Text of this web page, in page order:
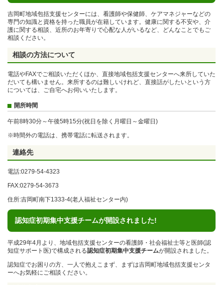
吉岡町地域包括支援センターには、看護師や保健師、ケアマネジャーなどの
専門の知識と資格を持った職員が在籍しています。健康に関する不安や、介
護に関する相談、近所のお年寄りで心配な人がいるなど、どんなことでもご
相談ください。
相談の方法について
電話やFAXでご相談いただくほか、直接地域包括支援センターへ来所していた
だいても構いません。来所するのは難しいけれど、直接話がしたいという方
については、ご自宅へお伺いいたします。
開所時間
午前8時30分～午後5時15分(祝日を除く月曜日～金曜日)
※時間外の電話は、携帯電話に転送されます。
連絡先
電話:0279-54-4323
FAX:0279-54-3673
住所:吉岡町南下1333-4(老人福祉センター内)
認知症初期集中支援チームが開設されました!
平成29年4月より、地域包括支援センターの看護師・社会福祉士等と医師(認
知症サポート医)で構成される認知症初期集中支援チームが開設されました。
認知症でお困りの方、一人で抱えこまず、まずは吉岡町地域包括支援センタ
ーへお気軽にご相談ください。